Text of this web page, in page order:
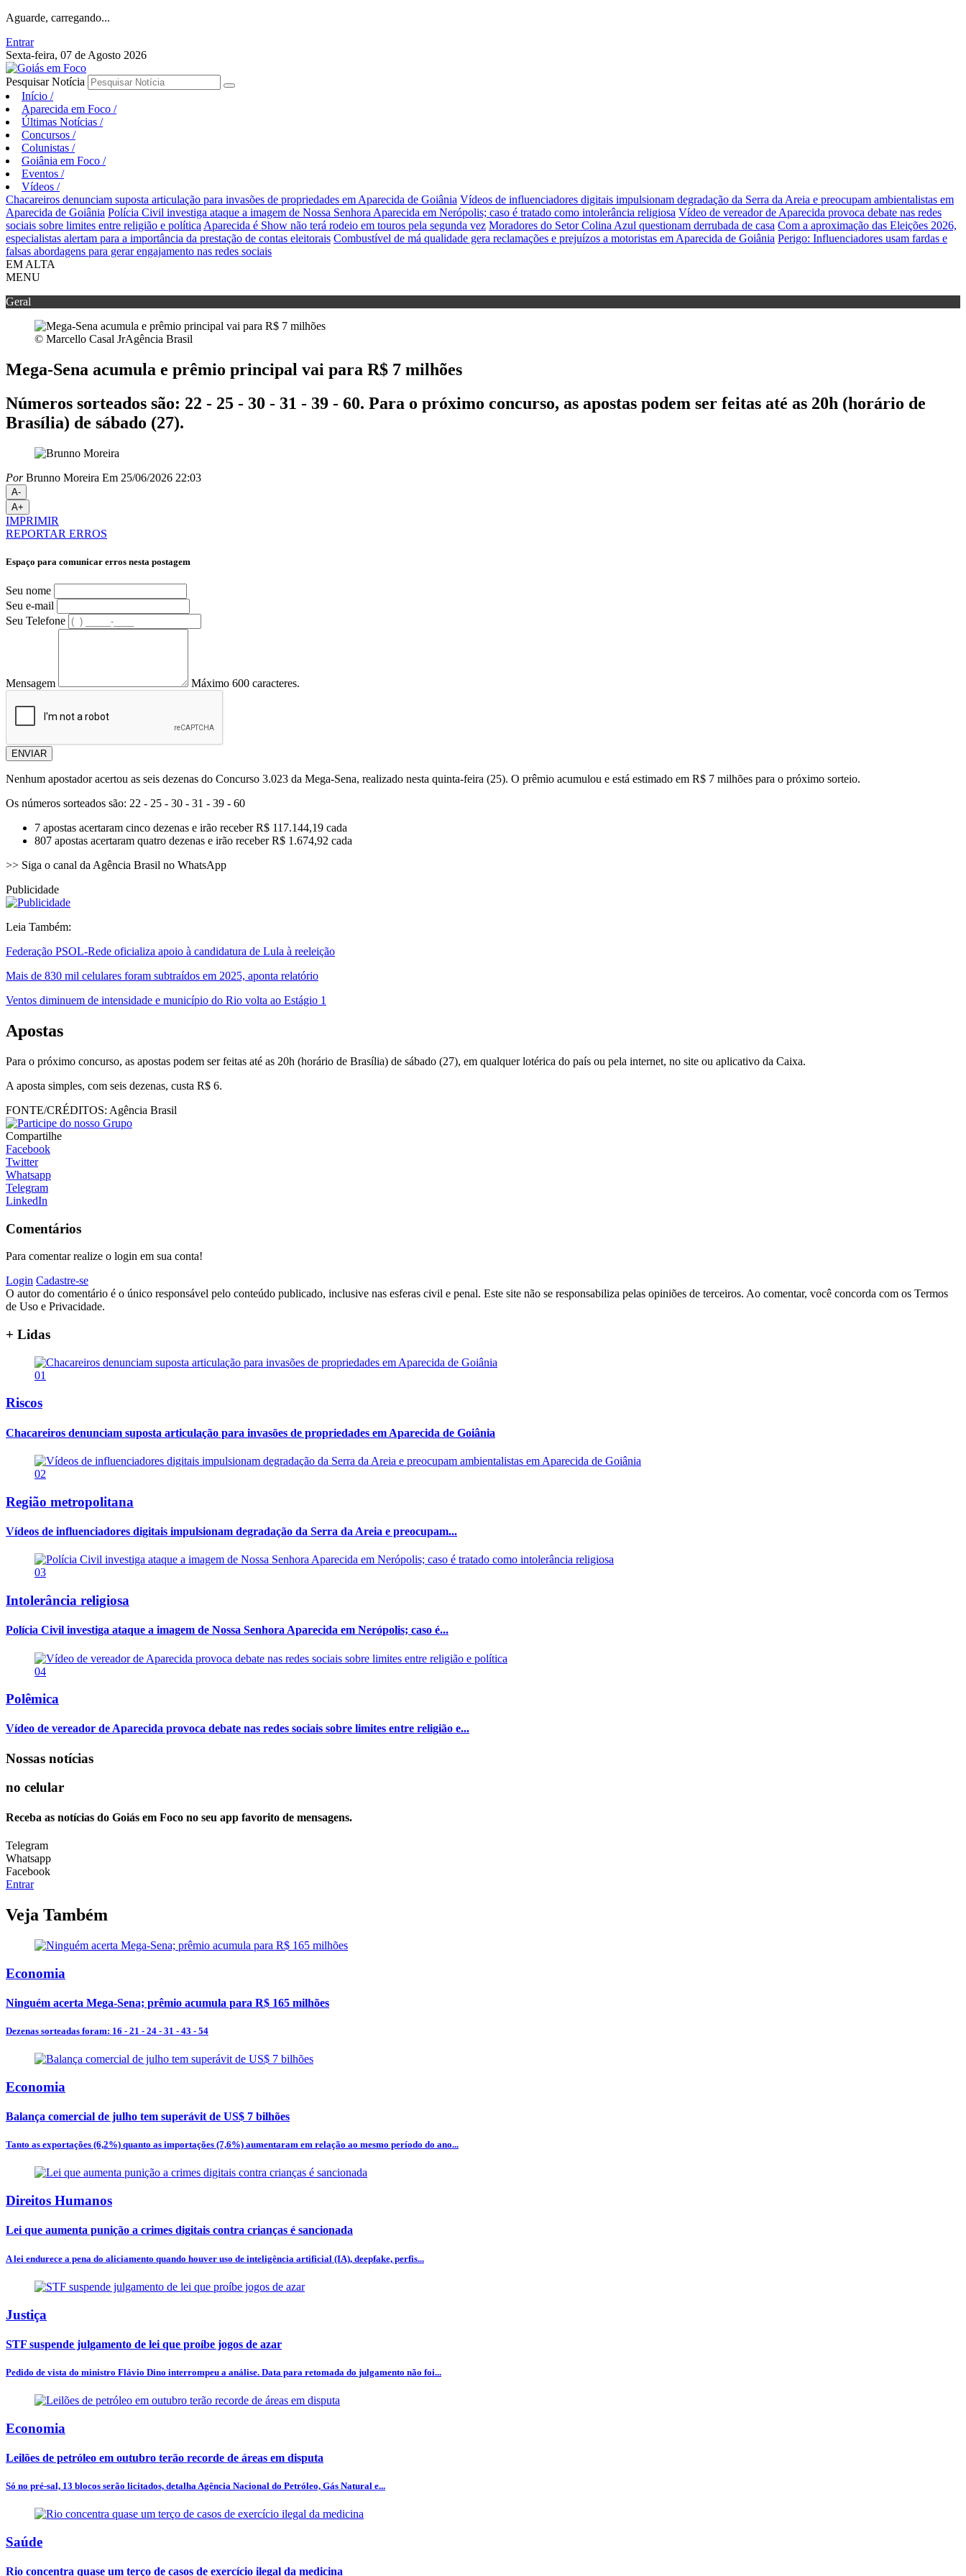
Aguarde, carregando...
Entrar
Sexta-feira, 07 de Agosto 2026
Pesquisar Notícia
Início /
Aparecida em Foco /
Últimas Notícias /
Concursos /
Colunistas /
Goiânia em Foco /
Eventos /
Vídeos /
Chacareiros denunciam suposta articulação para invasões de propriedades em Aparecida de Goiânia Vídeos de influenciadores digitais impulsionam degradação da Serra da Areia e preocupam ambientalistas em
Aparecida de Goiânia Polícia Civil investiga ataque a imagem de Nossa Senhora Aparecida em Nerópolis; caso é tratado como intolerância religiosa Vídeo de vereador de Aparecida provoca debate nas redes
sociais sobre limites entre religião e política Aparecida é Show não terá rodeio em touros pela segunda vez Moradores do Setor Colina Azul questionam derrubada de casa Com a aproximação das Eleições 2026,
especialistas alertam para a importância da prestação de contas eleitorais Combustível de má qualidade gera reclamações e prejuízos a motoristas em Aparecida de Goiânia Perigo: Influenciadores usam fardas e
falsas abordagens para gerar engajamento nas redes sociais
EM ALTA
MENU
Geral
© Marcello Casal JrAgência Brasil
Mega-Sena acumula e prêmio principal vai para R$ 7 milhões
Números sorteados são: 22 - 25 - 30 - 31 - 39 - 60. Para o próximo concurso, as apostas podem ser feitas até as 20h (horário de
Brasília) de sábado (27).
PorBrunno Moreira Em 25/06/2026 22:03
A-
A+
IMPRIMIR
REPORTAR ERROS
Espaço para comunicar erros nesta postagem
Seu nome
Seu e-mail
Seu Telefone
Mensagem Máximo 600 caracteres.
ENVIAR
Nenhum apostador acertou as seis dezenas do Concurso 3.023 da Mega-Sena, realizado nesta quinta-feira (25). O prêmio acumulou e está estimado em R$ 7 milhões para o próximo sorteio.
Os números sorteados são: 22 - 25 - 30 - 31 - 39 - 60
7 apostas acertaram cinco dezenas e irão receber R$ 117.144,19 cada
807 apostas acertaram quatro dezenas e irão receber R$ 1.674,92 cada
>> Siga o canal da Agência Brasil no WhatsApp
Publicidade
Leia Também:
Federação PSOL-Rede oficializa apoio à candidatura de Lula à reeleição
Mais de 830 mil celulares foram subtraídos em 2025, aponta relatório
Ventos diminuem de intensidade e município do Rio volta ao Estágio 1
Apostas
Para o próximo concurso, as apostas podem ser feitas até as 20h (horário de Brasília) de sábado (27), em qualquer lotérica do país ou pela internet, no site ou aplicativo da Caixa.
A aposta simples, com seis dezenas, custa R$ 6.
FONTE/CRÉDITOS: Agência Brasil
Compartilhe
Facebook
Twitter
Whatsapp
Telegram
LinkedIn
Comentários
Para comentar realize o login em sua conta!
Login Cadastre-se
O autor do comentário é o único responsável pelo conteúdo publicado, inclusive nas esferas civil e penal. Este site não se responsabiliza pelas opiniões de terceiros. Ao comentar, você concorda com os Termos
de Uso e Privacidade.
+ Lidas
01
Riscos
Chacareiros denunciam suposta articulação para invasões de propriedades em Aparecida de Goiânia
02
Região metropolitana
Vídeos de influenciadores digitais impulsionam degradação da Serra da Areia e preocupam...
03
Intolerância religiosa
Polícia Civil investiga ataque a imagem de Nossa Senhora Aparecida em Nerópolis; caso é...
04
Polêmica
Vídeo de vereador de Aparecida provoca debate nas redes sociais sobre limites entre religião e...
Nossas notícias
no celular
Receba as notícias do Goiás em Foco no seu app favorito de mensagens.
Telegram
Whatsapp
Facebook
Entrar
Veja Também
Economia
Ninguém acerta Mega-Sena; prêmio acumula para R$ 165 milhões
Dezenas sorteadas foram: 16 - 21 - 24 - 31 - 43 - 54
Economia
Balança comercial de julho tem superávit de US$ 7 bilhões
Tanto as exportações (6,2%) quanto as importações (7,6%) aumentaram em relação ao mesmo período do ano...
Direitos Humanos
Lei que aumenta punição a crimes digitais contra crianças é sancionada
A lei endurece a pena do aliciamento quando houver uso de inteligência artificial (IA), deepfake, perfis...
Justiça
STF suspende julgamento de lei que proíbe jogos de azar
Pedido de vista do ministro Flávio Dino interrompeu a análise. Data para retomada do julgamento não foi...
Economia
Leilões de petróleo em outubro terão recorde de áreas em disputa
Só no pré-sal, 13 blocos serão licitados, detalha Agência Nacional do Petróleo, Gás Natural e...
Saúde
Rio concentra quase um terço de casos de exercício ilegal da medicina